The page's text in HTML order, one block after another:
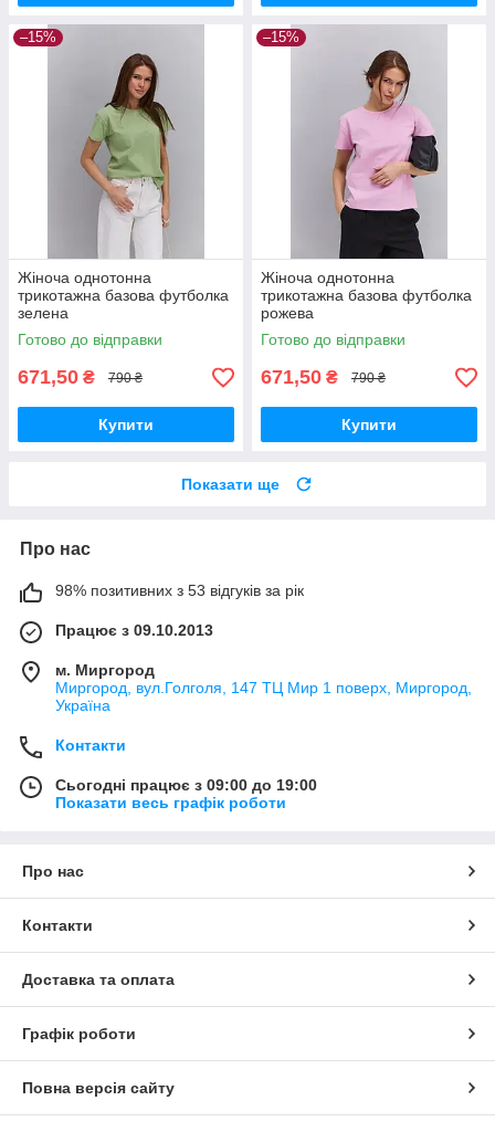
–15%
Жіноча однотонна
трикотажна базова футболка
зелена
Готово до відправки
671,50 ₴ 790 ₴
Купити
–15%
Жіноча однотонна
трикотажна базова футболка
рожева
Готово до відправки
671,50 ₴ 790 ₴
Купити
Показати ще
Про нас
98% позитивних з 53 відгуків за рік
Працює з 09.10.2013
м. Миргород
Миргород, вул.Голголя, 147 ТЦ Мир 1 поверх, Миргород,
Україна
Контакти
Сьогодні працює з 09:00 до 19:00
Показати весь графік роботи
Про нас
Контакти
Доставка та оплата
Графік роботи
Повна версія сайту